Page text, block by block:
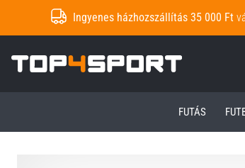
Ingyenes házhozszállítás 35 000 Ft
Top4Sport.hu
FUTÁS